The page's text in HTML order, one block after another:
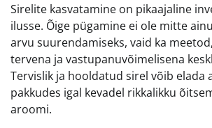
Sirelite kasvatamine on pikaajaline
ilusse. Õige pügamine ei ole mitte
arvu suurendamiseks, vaid ka
tervena ja vastupanuvõimelisena
Tervislik ja hooldatud sirel võib elada
pakkudes igal kevadel rikkalikku
aroomi.